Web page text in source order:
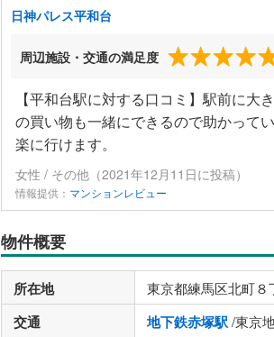
日神パレス平和台
周辺施設・交通の満足度
【平和台駅に対する口コミ】駅前に
の買い物も一緒にできるので助かって
楽に行けます。
女性 / その他（2021年12月11日に投稿）
情報提供： マンションレビュー
物件概要
所在地 東京都練馬区北町８
交通 地下鉄赤塚駅/東京